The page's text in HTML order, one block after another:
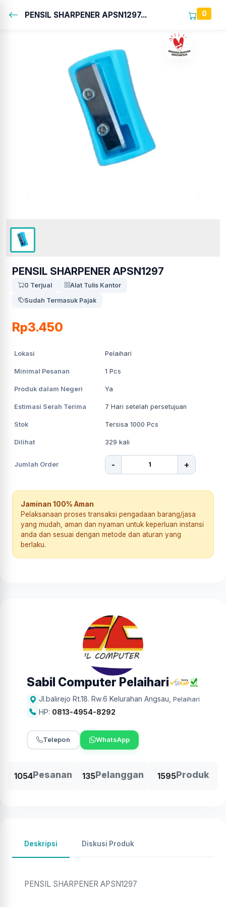
PENSIL SHARPENER APSN1297... 0
PENSIL SHARPENER APSN1297
0 Terjual
Alat Tulis Kantor
Sudah Termasuk Pajak
Rp3.450
Lokasi Pelaihari
Minimal Pesanan 1 Pcs
Produk dalam Negeri Ya
Estimasi Serah Terima 7 Hari setelah persetujuan
Stok Tersisa 1000 Pcs
Dilihat 329 kali
Jumlah Order - +
Jaminan 100% Aman
Pelaksanaan proses transaksi pengadaan barang/jasa
yang mudah, aman dan nyaman untuk keperluan instansi
anda dan sesuai dengan metode dan aturan yang
berlaku.
Sabil Computer Pelaihari
Jl.balirejo Rt.18. Rw.6 Kelurahan Angsau Pelaihari
HP: 0813-4954-8292
Telepon WhatsApp
1054Pesanan 135Pelanggan 1595Produk
Deskripsi Diskusi Produk
PENSIL SHARPENER APSN1297